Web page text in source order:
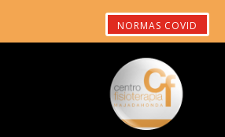
NORMAS COVID